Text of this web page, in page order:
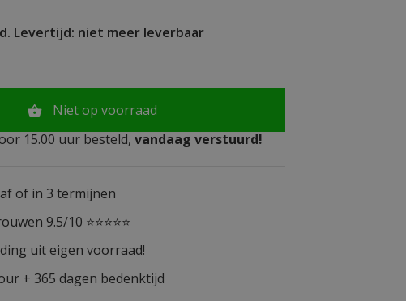
Levertijd: niet meer leverbaar
Niet op voorraad
15.00 uur besteld, vandaag verstuurd!
of in 3 termijnen
9.5/10 ⭐⭐⭐⭐⭐
uit eigen voorraad!
+ 365 dagen bedenktijd